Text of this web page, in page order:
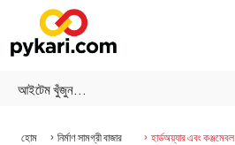
হোম নির্মাণ সামগ্রী বাজার হার্ডঅয়্যার এবং কঞ্জমেবল